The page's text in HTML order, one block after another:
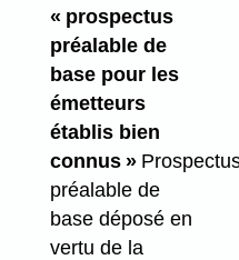
« prospectus
préalable de
base pour les
émetteurs
établis bien
connus »
préalable de
base déposé en
vertu de la